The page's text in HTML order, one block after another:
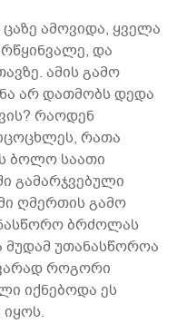
ამოვიდა, ყველა
და
ამის გამო
არ დათმობს დედა
რაოდენ
რათა
ბოლო საათი
გამარჯვებული
ღმერთის გამო
ბრძოლას
მუდამ უთანასწოროა
როგორი
იქნებოდა ეს